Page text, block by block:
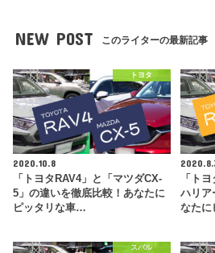
NEW POST このライターの最新記事
トヨタ
2020.10.8
「トヨタRAV4」と「マツダCX-
5」の違いを徹底比較！あなたに
ピッタリな車…
「ト
ハリア
なた
スバル